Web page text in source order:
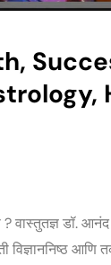
वास्तुतज्ञ डॉ.
आणि